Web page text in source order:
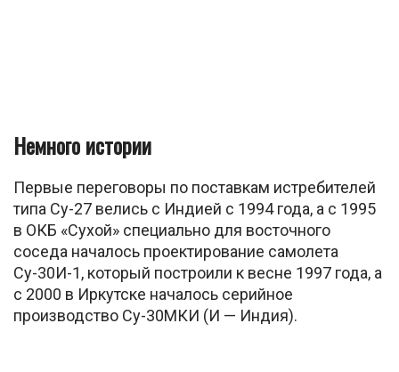
Немного истории
Первые переговоры по поставкам истребителей
типа Су-27 велись с Индией с 1994 года, а с 1995
в ОКБ «Сухой» специально для восточного
соседа началось проектирование самолета
Су-30И-1, который построили к весне 1997 года, а
с 2000 в Иркутске началось серийное
производство Су-30МКИ (И — Индия).